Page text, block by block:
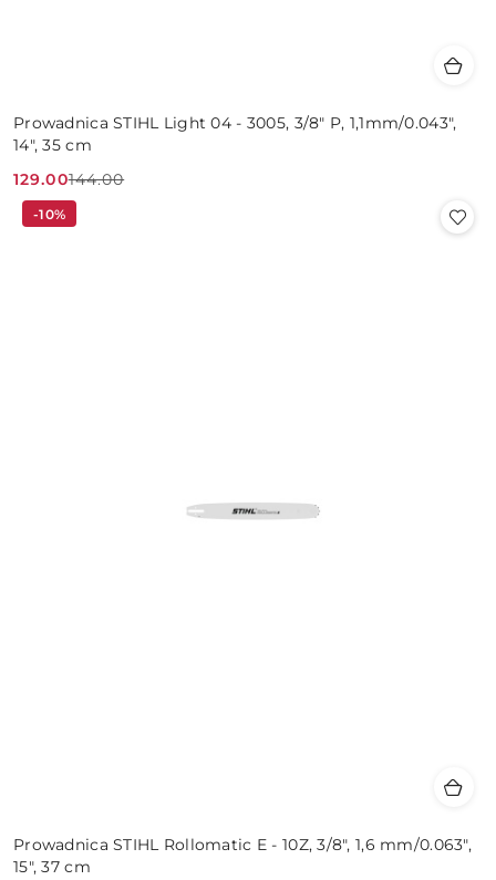
Prowadnica STIHL Light 04 - 3005, 3/8" P, 1,1mm/0.043",
14", 35 cm
Cena
promocyjna:
129.00
Cena
przed
144.00
Prowadnica STIHL Rollomatic E - 10Z, 3/8", 1,6 mm/0.063",
15", 37 cm
-10%